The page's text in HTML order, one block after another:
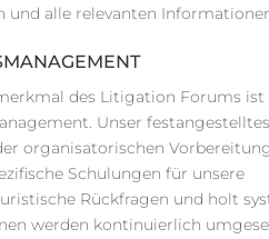
und alle relevanten
des Litigation Forums ist
Unser festangestelltes
organisatorischen
Schulungen für unsere
Rückfragen und holt
werden kontinuierlich